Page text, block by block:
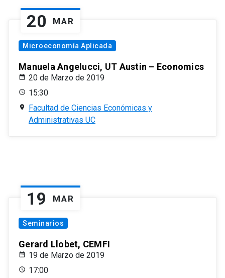
20 MAR
Microeconomía Aplicada
Manuela Angelucci, UT Austin – Economics
20 de Marzo de 2019
15:30
Facultad de Ciencias Económicas y
Administrativas UC
19 MAR
Seminarios
Gerard Llobet, CEMFI
19 de Marzo de 2019
17:00